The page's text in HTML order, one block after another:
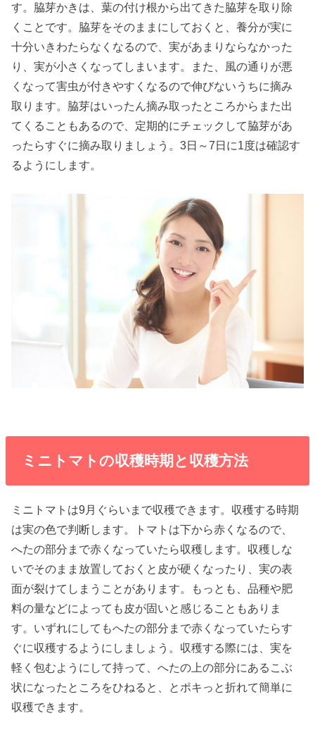
す。脇芽かきは、葉の付け根から出てきた脇芽を取り除
くことです。脇芽をそのままにしておくと、養分が実に
十分いきわたらなくなるので、実があまりならなかった
り、実が小さくなってしまいます。また、風の通りが悪
くなって害虫が付きやすくなるので伸びないうちに摘み
取ります。脇芽はいったん摘み取ったところからまた出
てくることもあるので、定期的にチェックして脇芽があ
ったらすぐに摘み取りましょう。3日～7日に1度は確認す
るようにします。
ミニトマトの収穫時期と収穫方法
ミニトマトは9月ぐらいまで収穫できます。収穫する時期
は実の色で判断します。トマトは下から赤くなるので、
へたの部分まで赤くなっていたら収穫します。収穫しな
いでそのまま放置しておくと皮が硬くなったり、実の表
面が裂けてしまうことがあります。もっとも、品種や肥
料の量などによっても皮が固いと感じることもありま
す。いずれにしてもへたの部分まで赤くなっていたらす
ぐに収穫するようにしましょう。収穫する際には、実を
軽く包むようにして持って、へたの上の部分にあるこぶ
状になったところをひねると、とポキっと折れて簡単に
収穫できます。